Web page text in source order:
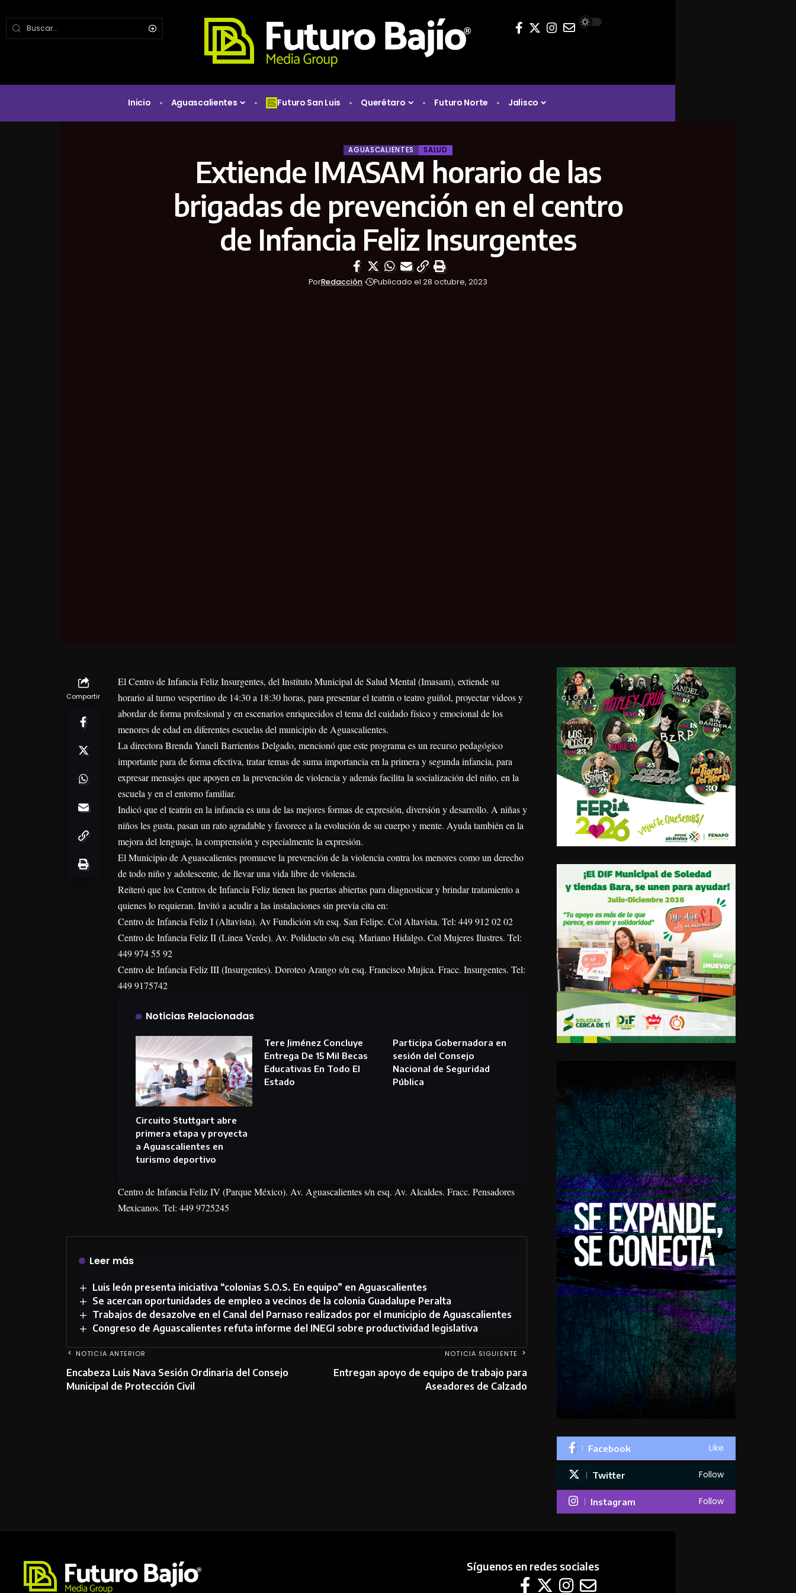
Inicio Aguascalientes Futuro San Luis Querétaro Futuro Norte Jalisco
AGUASCALIENTES SALUD
Extiende IMASAM horario de las
brigadas de prevención en el centro
de Infancia Feliz Insurgentes
PorRedacción Publicado el 28 octubre, 2023
Compartir
El Centro de Infancia Feliz Insurgentes, del Instituto Municipal de Salud Mental (Imasam), extiende su
horario al turno vespertino de 14:30 a 18:30 horas, para presentar el teatrín o teatro guiñol, proyectar videos y
abordar de forma profesional y en escenarios enriquecidos el tema del cuidado físico y emocional de los
menores de edad en diferentes escuelas del municipio de Aguascalientes.
La directora Brenda Yaneli Barrientos Delgado, mencionó que este programa es un recurso pedagógico
importante para de forma efectiva, tratar temas de suma importancia en la primera y segunda infancia, para
expresar mensajes que apoyen en la prevención de violencia y además facilita la socialización del niño, en la
escuela y en el entorno familiar.
Indicó que el teatrín en la infancia es una de las mejores formas de expresión, diversión y desarrollo. A niñas y
niños les gusta, pasan un rato agradable y favorece a la evolución de su cuerpo y mente. Ayuda también en la
mejora del lenguaje, la comprensión y especialmente la expresión.
El Municipio de Aguascalientes promueve la prevención de la violencia contra los menores como un derecho
de todo niño y adolescente, de llevar una vida libre de violencia.
Reiteró que los Centros de Infancia Feliz tienen las puertas abiertas para diagnosticar y brindar tratamiento a
quienes lo requieran. Invitó a acudir a las instalaciones sin previa cita en:
Centro de Infancia Feliz I (Altavista). Av Fundición s/n esq. San Felipe. Col Altavista. Tel: 449 912 02 02
Centro de Infancia Feliz II (Línea Verde). Av. Poliducto s/n esq. Mariano Hidalgo. Col Mujeres Ilustres. Tel:
449 974 55 92
Centro de Infancia Feliz III (Insurgentes). Doroteo Arango s/n esq. Francisco Mujica. Fracc. Insurgentes. Tel:
449 9175742
Noticias Relacionadas
Circuito Stuttgart abre
primera etapa y proyecta
a Aguascalientes en
turismo deportivo
Tere Jiménez Concluye
Entrega De 15 Mil Becas
Educativas En Todo El
Estado
Participa Gobernadora en
sesión del Consejo
Nacional de Seguridad
Pública
Centro de Infancia Feliz IV (Parque México). Av. Aguascalientes s/n esq. Av. Alcaldes. Fracc. Pensadores
Mexicanos. Tel: 449 9725245
Leer más
Luis león presenta iniciativa “colonias S.O.S. En equipo” en Aguascalientes
Se acercan oportunidades de empleo a vecinos de la colonia Guadalupe Peralta
Trabajos de desazolve en el Canal del Parnaso realizados por el municipio de Aguascalientes
Congreso de Aguascalientes refuta informe del INEGI sobre productividad legislativa
NOTICIA ANTERIOR
Encabeza Luis Nava Sesión Ordinaria del Consejo
Municipal de Protección Civil
NOTICIA SIGUIENTE
Entregan apoyo de equipo de trabajo para
Aseadores de Calzado
Facebook Like
Twitter Follow
Instagram Follow
Síguenos en redes sociales